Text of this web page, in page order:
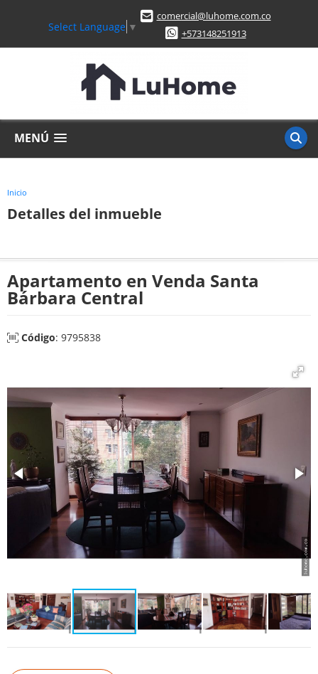
Select Language ▼
comercial@luhome.com.co
+573148251913
MENÚ
Inicio
Detalles del inmueble
Apartamento en Venda Santa
Bárbara Central
Código: 9795838